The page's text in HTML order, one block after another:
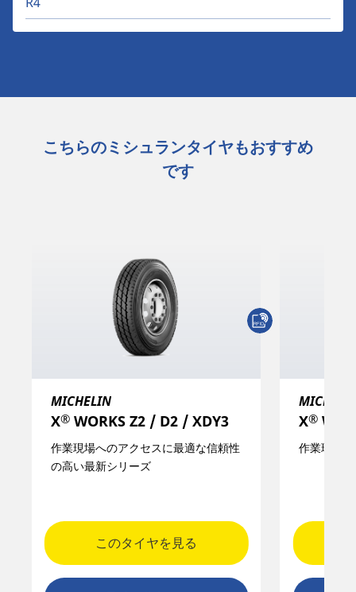
こちらのミシュランタイヤもおすすめ
です
MICHELIN
X® WORKS Z2 / D2 / XDY3
作業現場へのアクセスに最適な信頼性
の高い最新シリーズ
このタイヤを見る
X®
作業現場